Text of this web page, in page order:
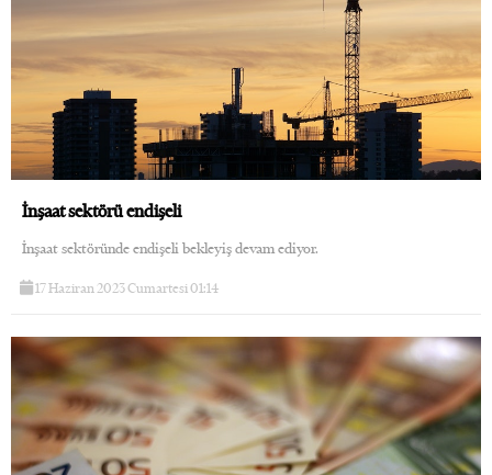
İnşaat sektörü endişeli
İnşaat sektöründe endişeli bekleyiş devam ediyor.
17 Haziran 2023 Cumartesi 01:14